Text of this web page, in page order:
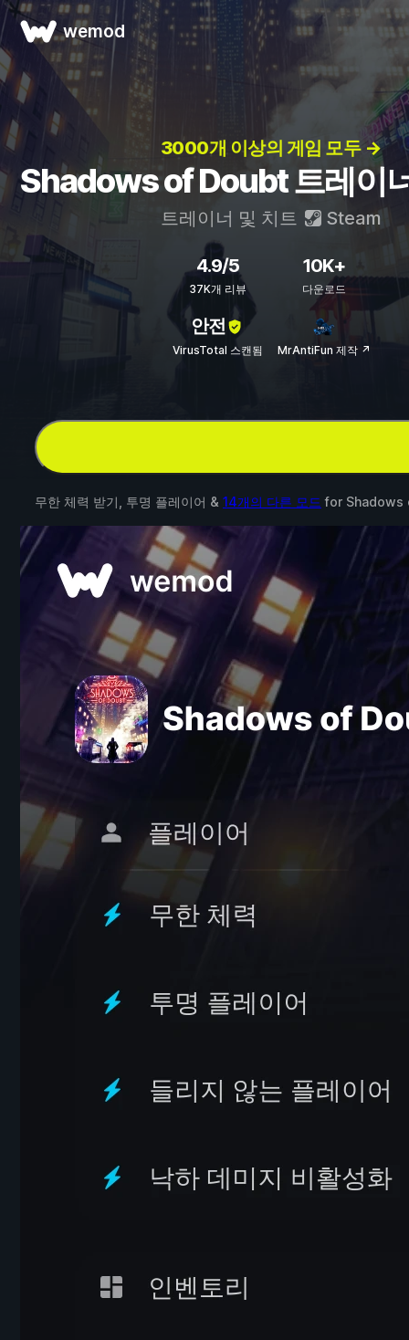
wemod
3000개 이상의 게임 모두 →
Shadows of Doubt 트레이
트레이너 및 치트 Steam
4.9/5
37K개 리뷰
10K+
다운로드
안전
VirusTotal 스캔됨 MrAntiFun 제작 ↗
무한 체력 받기, 투명 플레이어 & 14개의 다른 모드 for Shadows